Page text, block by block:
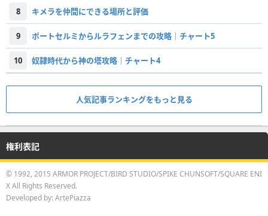
8 キメラを仲間にできる場所と評価
9 ポートセルミからルラフェンまでの攻略｜チャート5
10 奴隷時代から神の塔攻略｜チャート4
人気記事ランキングをもっと見る
権利表記
© 1992, 2015 ARMOR PROJECT/BIRD STUDIO/SPIKE CHUNSOFT/SQUARE ENI
X All Rights Reserved.
Developed by: ArtePiazza